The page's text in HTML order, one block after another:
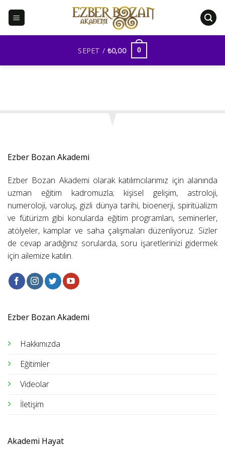
SEPET / ₺0,00 0
Ezber Bozan Akademi
Ezber Bozan Akademi olarak katılımcılarımız için alanında
uzman eğitim kadromuzla; kişisel gelişim, astroloji,
numeroloji, varoluş, gizli dünya tarihi, bioenerji, spiritüalizm
ve fütürizm gibi konularda eğitim programları, seminerler,
atölyeler, kamplar ve saha çalışmaları düzenliyoruz. Sizler
de cevap aradığınız sorularda, soru işaretlerinizi gidermek
için ailemize katılın.
Ezber Bozan Akademi
Hakkımızda
Eğitimler
Videolar
İletişim
Akademi Hayat